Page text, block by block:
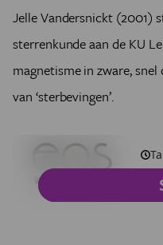
Jelle Vandersnickt (2001)
sterrenkunde aan de KU
magnetisme in zware,
van ‘sterbevingen’.